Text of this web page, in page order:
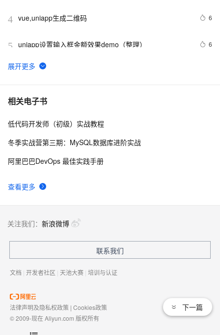
4 vue,uniapp生成二维码 6
5 uniapp设置输入框金额效果demo（整理） 6
6 uniapp u-tabs表单如何默认选中
7 UniApp 生命周期详解
8 【Uniapp】小程序携带Token请求接口+无感知登录方案
相关电子书
查看更多
低代码开发师（初级）实战教程
冬季实战营第三期：MySQL数据库进阶实战
阿里巴巴DevOps 最佳实践手册
下一篇
关注我们： 新浪微博
联系我们
文档 | 开发者社区 | 天池大赛 | 培训与认证
法律声明及隐私权政策 | Cookies政策
© 2009-现在 Aliyun.com 版权所有